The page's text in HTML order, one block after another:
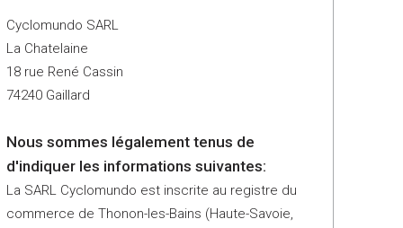
Cyclomundo SARL
La Chatelaine
18 rue René Cassin
74240 Gaillard
Nous sommes légalement tenus de
d'indiquer les informations suivantes:
La SARL Cyclomundo est inscrite au registre du
commerce de Thonon-les-Bains (Haute-Savoie,